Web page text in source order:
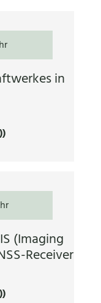
in
(Imaging
Receiver